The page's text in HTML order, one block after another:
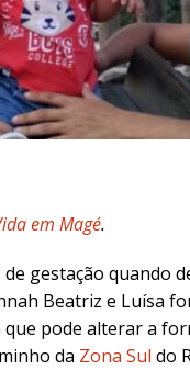
em Magé.
gestação quando
Beatriz e Luísa
que pode alterar a
da Zona Sul do